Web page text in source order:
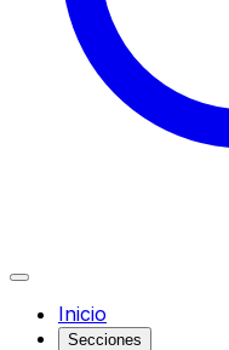
Inicio
Secciones